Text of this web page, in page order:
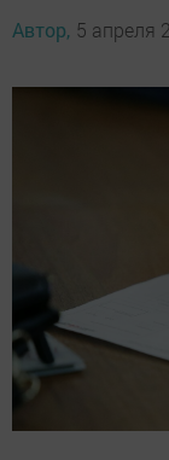
Автор, 5 апреля